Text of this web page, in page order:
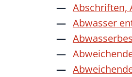
Abschriften,
Abwasser